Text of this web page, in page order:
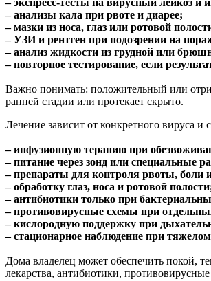
– анализы кала при рвоте и диарее;
– мазки из носа, глаз или ротовой
– УЗИ и рентген при подозрении на
– анализ жидкости из грудной или
– повторное тестирование, если
Важно понимать: положительный или
ранней стадии или протекает скрыто.
Лечение зависит от конкретного вируса
– инфузионную терапию при
– питание через зонд или специальные
– препараты для контроля рвоты, боли
– обработку глаз, носа и ротовой
– антибиотики только при
– противовирусные схемы при
– кислородную поддержку при
– стационарное наблюдение при
Дома владелец может обеспечить покой,
лекарства, антибиотики,